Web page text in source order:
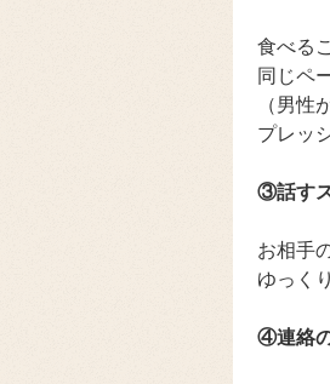
食べる
同じペ
（男性
プレッ
③話す
お相手
ゆっく
④連絡